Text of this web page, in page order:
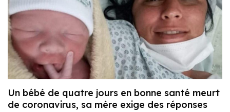
Un bébé de quatre jours en bonne santé meurt
de coronavirus, sa mère exige des réponses